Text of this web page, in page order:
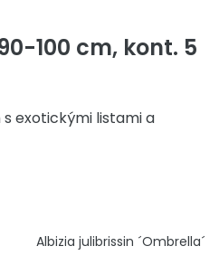
100 cm, kont. 5
exotickými listami a
Albizia julibrissin ´Ombrella´